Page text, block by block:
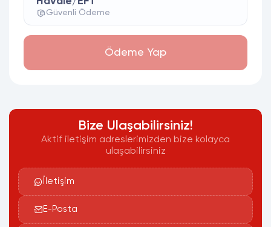
Güvenli Ödeme
Ödeme Yap
Bize Ulaşabilirsiniz!
Aktif iletişim adreslerimizden bize kolayca
ulaşabilirsiniz
İletişim
E-Posta